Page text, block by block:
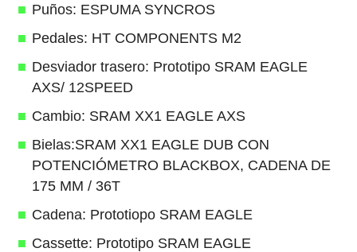
Puños: ESPUMA SYNCROS
Pedales: HT COMPONENTS M2
Desviador trasero: Prototipo SRAM EAGLE
AXS/ 12SPEED
Cambio: SRAM XX1 EAGLE AXS
Bielas:SRAM XX1 EAGLE DUB CON
POTENCIÓMETRO BLACKBOX, CADENA DE
175 MM / 36T
Cadena: Prototiopo SRAM EAGLE
Cassette: Prototipo SRAM EAGLE